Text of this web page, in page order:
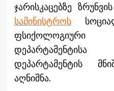
ჯარისკაცებზე
სამინისტროს
დეპარტამენტის
აღნიშნა.